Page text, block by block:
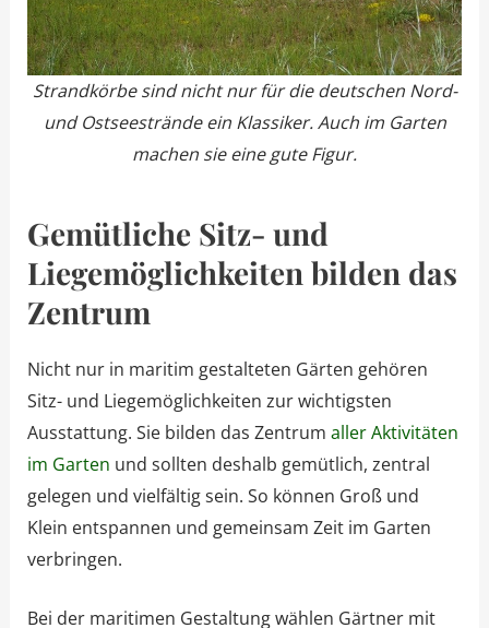
Strandkörbe sind nicht nur für die deutschen Nord-
und Ostseestrände ein Klassiker. Auch im Garten
machen sie eine gute Figur.
Gemütliche Sitz- und
Liegemöglichkeiten bilden das
Zentrum
Nicht nur in maritim gestalteten Gärten gehören
Sitz- und Liegemöglichkeiten zur wichtigsten
Ausstattung. Sie bilden das Zentrum aller Aktivitäten
im Garten und sollten deshalb gemütlich, zentral
gelegen und vielfältig sein. So können Groß und
Klein entspannen und gemeinsam Zeit im Garten
verbringen.
Bei der maritimen Gestaltung wählen Gärtner mit